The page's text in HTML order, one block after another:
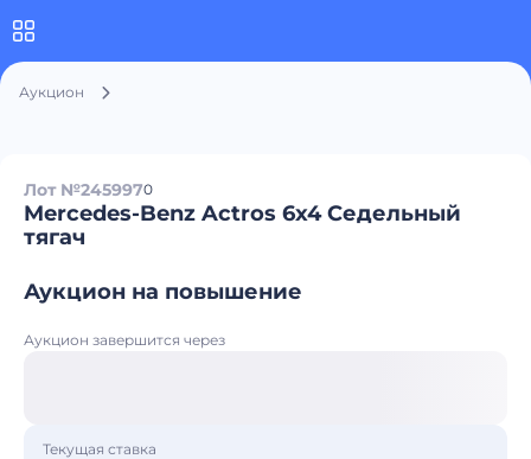
Аукцион
Лот №2459970
Mercedes-Benz Actros 6x4 Седельный
тягач
Аукцион на повышение
Аукцион завершится через
Текущая ставка